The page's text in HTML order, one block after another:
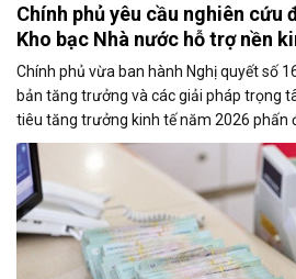
Chính phủ yêu cầu nghiên cứu
Kho bạc Nhà nước hỗ trợ nền
Chính phủ vừa ban hành Nghị quyết số
bản tăng trưởng và các giải pháp trọng
tiêu tăng trưởng kinh tế năm 2026 phấn
với giữ vững ổn định kinh tế vĩ mô. Một
chú ý là nghiên cứu điều hành tiền gửi
các ngân hàng thương mại để tăng
kinh tế.